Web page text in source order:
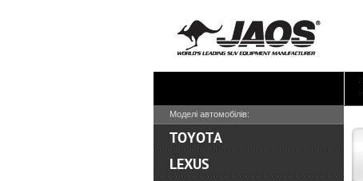
Моделі автомобілів:
TOYOTA
LEXUS